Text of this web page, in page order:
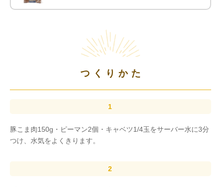
つくりかた
豚こま肉150g・ピーマン2個・キャベツ1/4玉をサーバー水に3分
つけ、水気をよくきります。